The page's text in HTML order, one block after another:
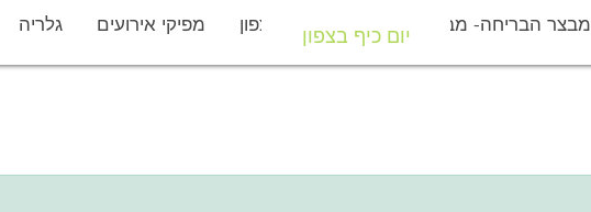
גלריה מפיקי אירועים יום כיף בצפון מבצר הבריחה- מבצר יחיעם
יום כיף בצפון